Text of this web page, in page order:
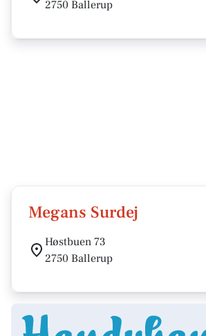
2750 Ballerup
Megans Surdej
Høstbuen 73
2750 Ballerup